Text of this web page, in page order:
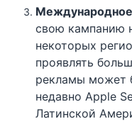
свою кампанию
некоторых
проявлять
рекламы может
недавно Apple
Латинской